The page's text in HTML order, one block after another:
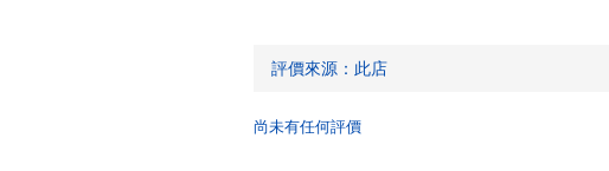
尚未有任何評價